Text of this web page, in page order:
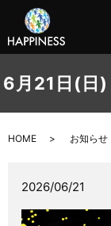
6月21日(日
HOME お知らせ
2026/06/21